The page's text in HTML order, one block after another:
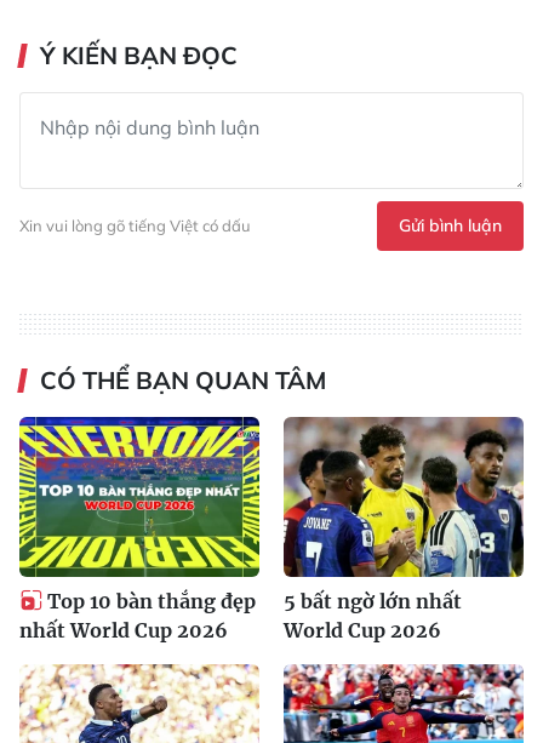
Ý KIẾN BẠN ĐỌC
Xin vui lòng gõ tiếng Việt có dấu Gửi bình luận
CÓ THỂ BẠN QUAN TÂM
Top 10 bàn thắng đẹp
nhất World Cup 2026
5 bất ngờ lớn nhất
World Cup 2026